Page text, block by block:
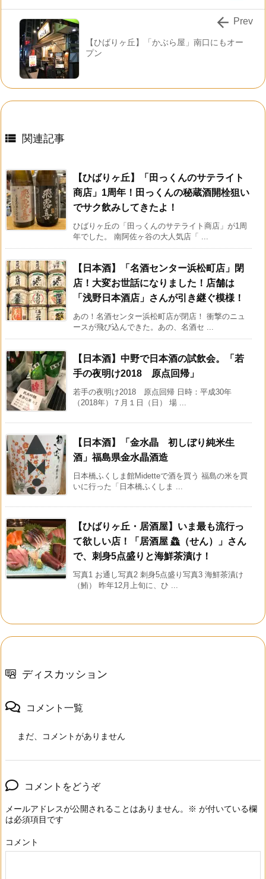
【ひばりヶ丘】「かぶら屋」南口にもオー
プン
 Prev
 関連記事
【ひばりヶ丘】「田っくんのサテライト
商店」1周年！田っくんの秘蔵酒開栓狙い
でサク飲みしてきたよ！
ひばりヶ丘の「田っくんのサテライト商店」が1周
年でした。 南阿佐ヶ谷の大人気店「 ...
【日本酒】「名酒センター浜松町店」閉
店！大変お世話になりました！店舗は
「浅野日本酒店」さんが引き継ぐ模様！
あの！名酒センター浜松町店が閉店！ 衝撃のニュ
ースが飛び込んできた。あの、名酒セ ...
【日本酒】中野で日本酒の試飲会。「若
手の夜明け2018 原点回帰」
若手の夜明け2018 原点回帰 日時：平成30年
（2018年）７月１日（日） 場 ...
【日本酒】「金水晶 初しぼり純米生
酒」福島県金水晶酒造
日本橋ふくしま館Midetteで酒を買う 福島の米を買
いに行った「日本橋ふくしま ...
【ひばりヶ丘・居酒屋】いま最も流行っ
て欲しい店！「居酒屋 鱻（せん）」さん
で、刺身5点盛りと海鮮茶漬け！
写真1 お通し写真2 刺身5点盛り写真3 海鮮茶漬け
（鮪） 昨年12月上旬に、ひ ...
ディスカッション
コメント一覧
まだ、コメントがありません
コメントをどうぞ
メールアドレスが公開されることはありません。 ※ が付いている欄
は必須項目です
コメント